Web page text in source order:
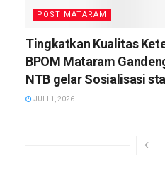
POST MATARAM
Tingkatkan Kualitas
BPOM Mataram
NTB gelar Sosialisasi
JULI 1, 2026